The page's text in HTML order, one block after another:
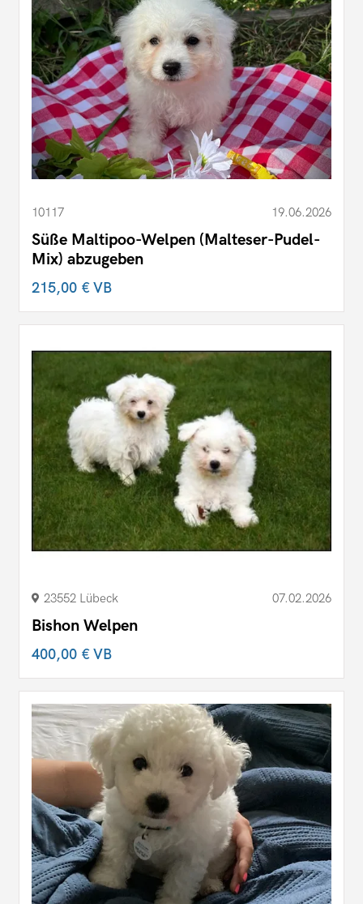
10117 19.06.2026
Süße Maltipoo-Welpen (Malteser-Pudel-
Mix) abzugeben
215,00 €VB
23552 Lübeck 07.02.2026
Bishon Welpen
400,00 €VB